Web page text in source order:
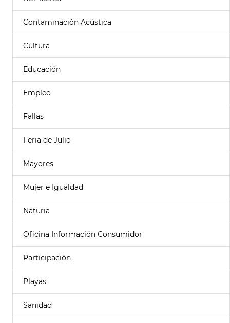
Contaminación Acústica
Cultura
Educación
Empleo
Fallas
Feria de Julio
Mayores
Mujer e Igualdad
Naturia
Oficina Información Consumidor
Participación
Playas
Sanidad